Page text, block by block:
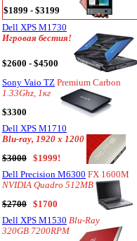
$1899 - $3199
Dell XPS M1730
Игровая бестия!
$2600 - $4500
Sony Vaio TZ Premium Carbon
1.33Ghz, 1кг
$3300
Dell XPS M1710
Blu-ray, 1920 x 1200
$3000
$1999!
Dell Precision M6300 FX 1600M
NVIDIA Quadro 512MB
$2700
$1700
Dell XPS M1530 Blu-Ray
320GB 7200RPM